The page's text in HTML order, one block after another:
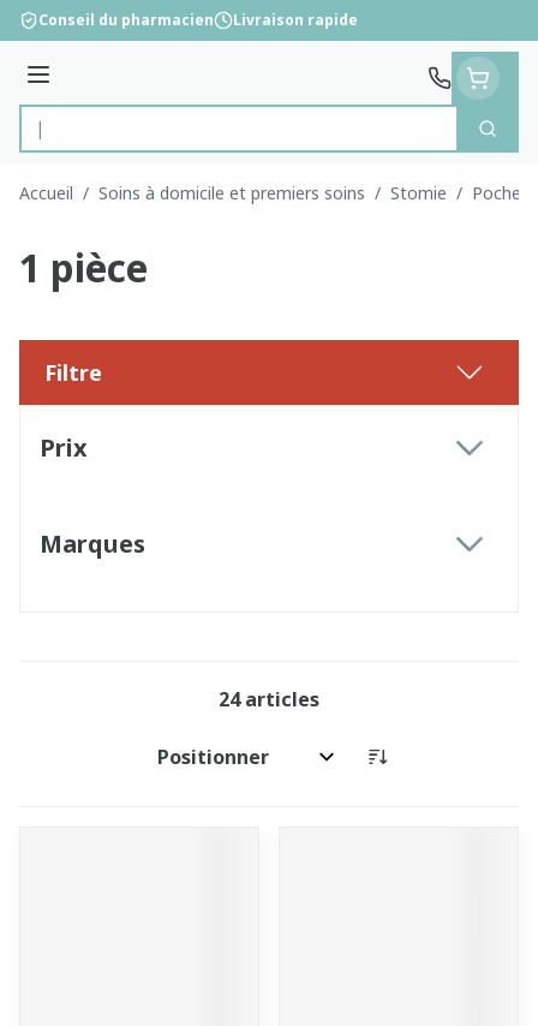
Aller au contenu
Conseil du pharmacien Livraison rapide
Menu
Rechercher
Accueil / Soins à domicile et premiers soins / Stomie / Poche
1 pièce
Filtre
Prix
Marques
24articles
Trier par: